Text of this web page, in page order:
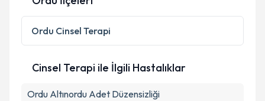
Ordu Cinsel Terapi
Cinsel Terapi ile İlgili Hastalıklar
Ordu Altınordu Adet Düzensizliği